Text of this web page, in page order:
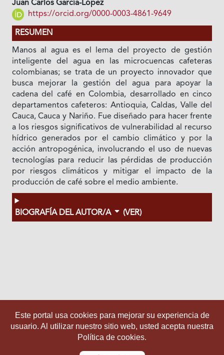
Juan Carlos García-López
https://orcid.org/0000-0003-4861-9649
RESUMEN
Manos al agua es el lema del proyecto de gestión
inteligente del agua en las microcuencas cafeteras
colombianas; se trata de un proyecto innovador que
busca mejorar la gestión del agua para apoyar la
cadena del café en Colombia, desarrollado en cinco
departamentos cafeteros: Antioquia, Caldas, Valle del
Cauca, Cauca y Nariño. Fue diseñado para hacer frente
a los riesgos significativos de vulnerabilidad al recurso
hídrico generados por el cambio climático y por la
acción antropogénica, involucrando el uso de nuevas
tecnologías para reducir las pérdidas de producción
por riesgos climáticos y mitigar el impacto de la
producción de café sobre el medio ambiente.
BIOGRAFÍA DEL AUTOR/A (VER)
Este portal usa cookies para mejorar su experiencia de
usuario. Al utilizar nuestro sitio web, usted acepta nuestra
Política de cookies.